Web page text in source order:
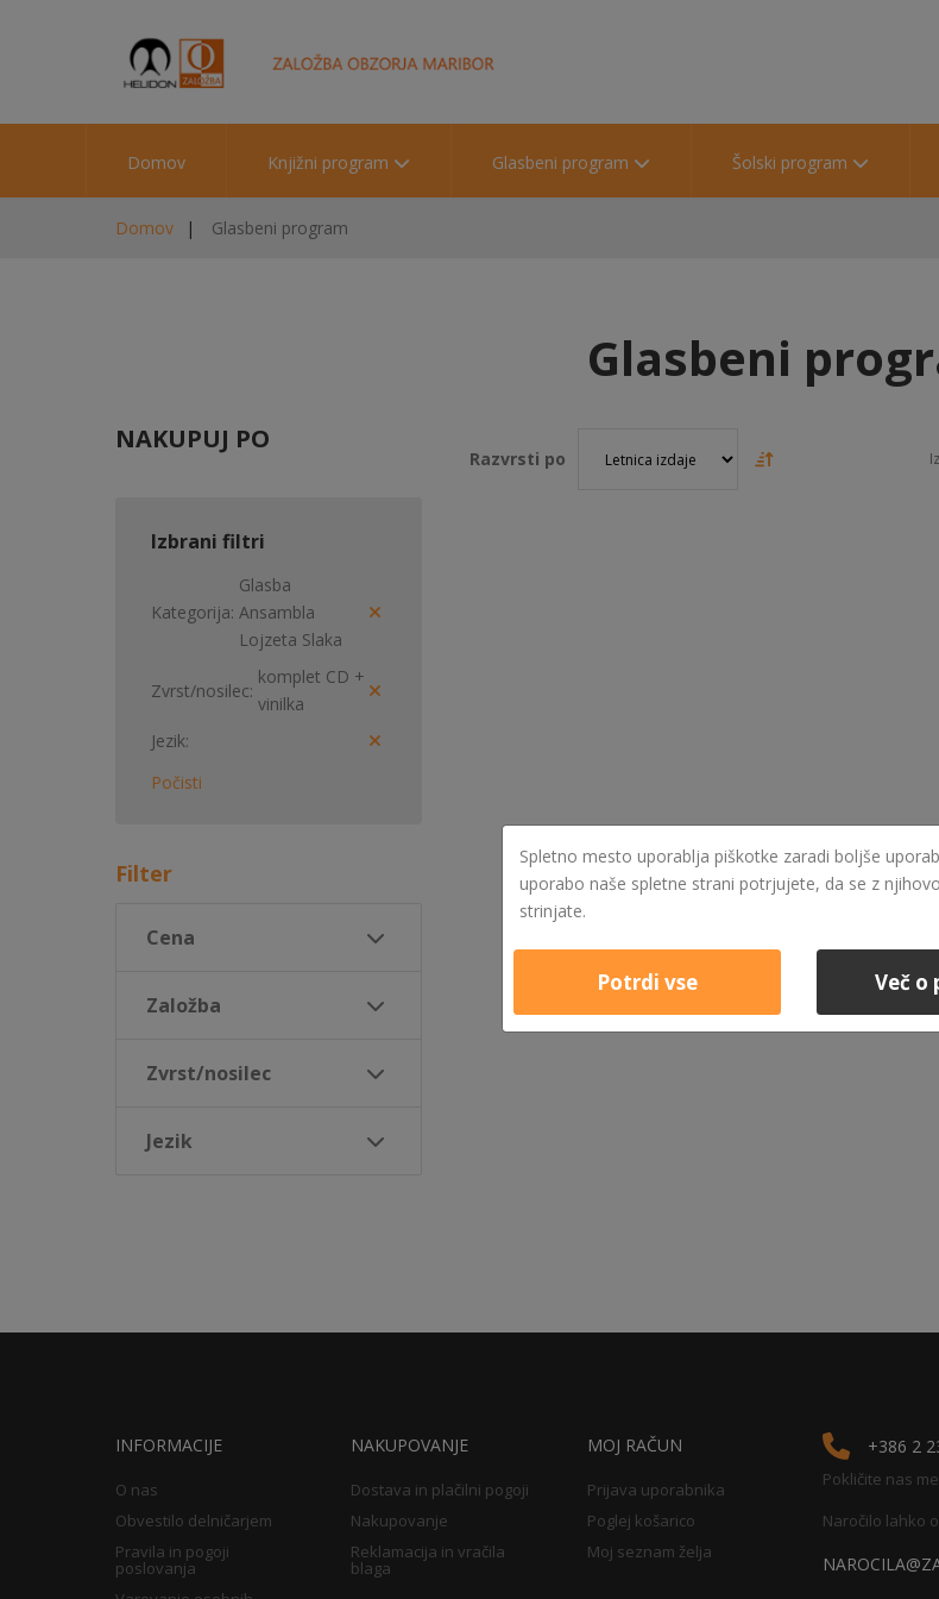
Domov Knjižni program Glasbeni program Šolski program
Domov Glasbeni program
Glasbeni
Razvrsti po
NAKUPUJ PO
Izbrani filtri
Kategorija
Glasba
Ansambla
Lojzeta Slaka
Zvrst/nosilec
komplet CD +
vinilka
Jezik
Počisti
Filter
Cena
Založba
Zvrst/nosilec
Jezik
INFORMACIJE
O nas
Obvestilo delničarjem
Pravila in pogoji
poslovanja
NAKUPOVANJE
Dostava in plačilni pogoji
Nakupovanje
Reklamacija in vračila
blaga
MOJ RAČUN
Prijava uporabnika
Poglej košarico
Moj seznam želja
+386 2
Pokličite nas
Naročilo lahko
Spletno mesto uporablja piškotke zaradi boljše
uporabo naše spletne strani potrjujete, da se z
strinjate.
Potrdi vse Več o